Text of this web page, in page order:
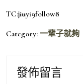
TC:jiuyi9follow8
Category: 一輩子就夠
發佈留言